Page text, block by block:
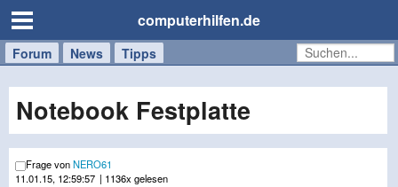
computerhilfen.de
Forum News Tipps
Handy
Tablet
Windows
Mac
Notebook Festplatte
Frage vonNERO61
11.01.15, 12:59:57 | 1136x gelesen